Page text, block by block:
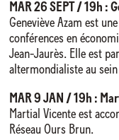
MAR 26 SEPT / 19h :
Geneviève Azam est
conférences en
Jean-Jaurès. Elle est
altermondialiste au
MAR 9 JAN / 19h :
Martial Vicente est
Réseau Ours Brun.